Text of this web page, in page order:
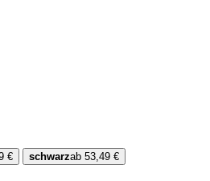
€ schwarzab 53,49 €